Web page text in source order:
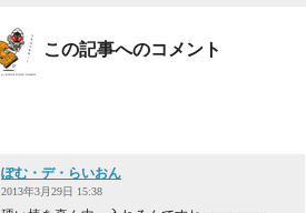
この記事へのコメント
ぽむ・デ・らいおん
2013年3月29日 15:38